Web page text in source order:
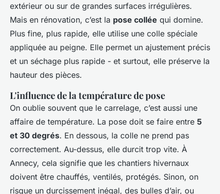
extérieur ou sur de grandes surfaces irrégulières.
Mais en rénovation, c’est la pose collée qui domine.
Plus fine, plus rapide, elle utilise une colle spéciale
appliquée au peigne. Elle permet un ajustement précis
et un séchage plus rapide - et surtout, elle préserve la
hauteur des pièces.
L'influence de la température de pose
On oublie souvent que le carrelage, c’est aussi une
affaire de température. La pose doit se faire entre 5
et 30 degrés. En dessous, la colle ne prend pas
correctement. Au-dessus, elle durcit trop vite. À
Annecy, cela signifie que les chantiers hivernaux
doivent être chauffés, ventilés, protégés. Sinon, on
risque un durcissement inégal, des bulles d’air, ou